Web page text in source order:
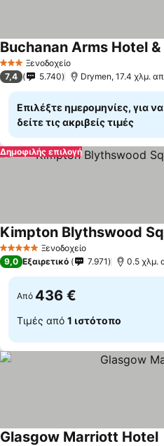
3 ΑστέριαΞενοδοχείο
7,4 5.740 Drymen, 17.4 χλμ.
Επιλέξτε ημερομηνίες, για να
δείτε τις ακριβείς τιμές
Δημοφιλής επιλογή
5 Αστέρια Ξενοδοχείο
9,0 Εξαιρετικό 7.971 0.5 χλμ.
Από 436 €
Τιμές από 1 ιστότοπο
Glasgow Marriott Hotel